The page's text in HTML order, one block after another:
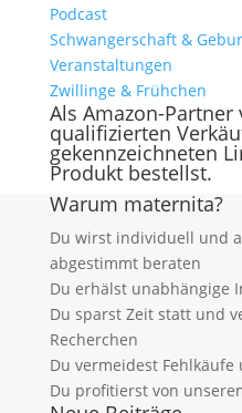
Podcast
Schwangerschaft &
Veranstaltungen
Zwillinge & Frühchen
Als Amazon-
qualifizierten
gekennzeichneten
Produkt bestellst.
Warum maternita?
Du wirst individuell und
abgestimmt beraten
Du erhälst unabhängige
Du sparst Zeit statt und
Recherchen
Du vermeidest
Du profitierst von